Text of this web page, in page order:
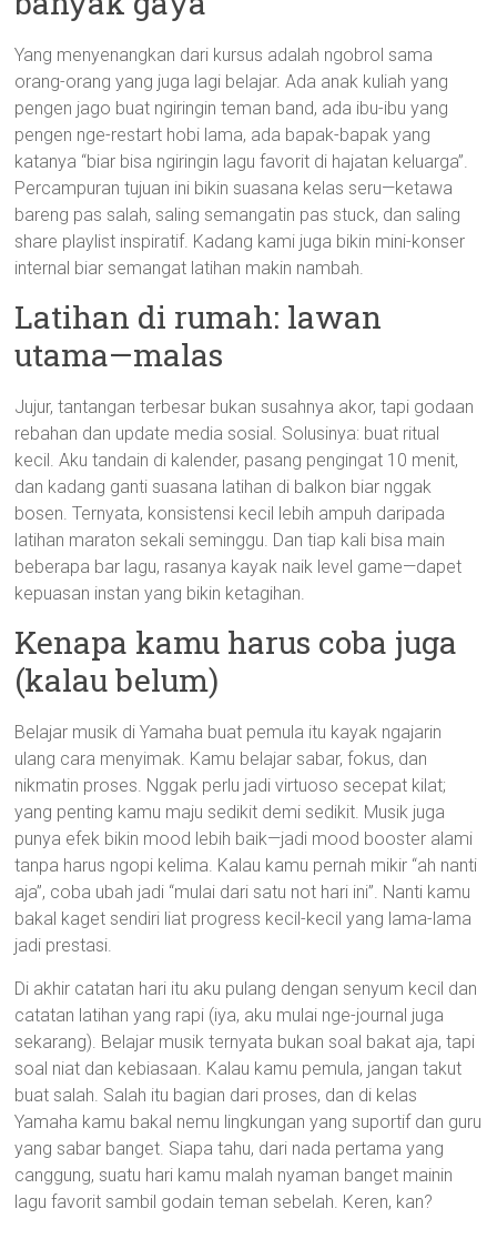
Yang menyenangkan dari kursus adalah ngobrol sama
orang-orang yang juga lagi belajar. Ada anak kuliah yang
pengen jago buat ngiringin teman band, ada ibu-ibu yang
pengen nge-restart hobi lama, ada bapak-bapak yang
katanya “biar bisa ngiringin lagu favorit di hajatan keluarga”.
Percampuran tujuan ini bikin suasana kelas seru—ketawa
bareng pas salah, saling semangatin pas stuck, dan saling
share playlist inspiratif. Kadang kami juga bikin mini-konser
internal biar semangat latihan makin nambah.
Latihan di rumah: lawan
utama—malas
Jujur, tantangan terbesar bukan susahnya akor, tapi godaan
rebahan dan update media sosial. Solusinya: buat ritual
kecil. Aku tandain di kalender, pasang pengingat 10 menit,
dan kadang ganti suasana latihan di balkon biar nggak
bosen. Ternyata, konsistensi kecil lebih ampuh daripada
latihan maraton sekali seminggu. Dan tiap kali bisa main
beberapa bar lagu, rasanya kayak naik level game—dapet
kepuasan instan yang bikin ketagihan.
Kenapa kamu harus coba juga
(kalau belum)
Belajar musik di Yamaha buat pemula itu kayak ngajarin
ulang cara menyimak. Kamu belajar sabar, fokus, dan
nikmatin proses. Nggak perlu jadi virtuoso secepat kilat;
yang penting kamu maju sedikit demi sedikit. Musik juga
punya efek bikin mood lebih baik—jadi mood booster alami
tanpa harus ngopi kelima. Kalau kamu pernah mikir “ah nanti
aja”, coba ubah jadi “mulai dari satu not hari ini”. Nanti kamu
bakal kaget sendiri liat progress kecil-kecil yang lama-lama
jadi prestasi.
Di akhir catatan hari itu aku pulang dengan senyum kecil dan
catatan latihan yang rapi (iya, aku mulai nge-journal juga
sekarang). Belajar musik ternyata bukan soal bakat aja, tapi
soal niat dan kebiasaan. Kalau kamu pemula, jangan takut
buat salah. Salah itu bagian dari proses, dan di kelas
Yamaha kamu bakal nemu lingkungan yang suportif dan guru
yang sabar banget. Siapa tahu, dari nada pertama yang
canggung, suatu hari kamu malah nyaman banget mainin
lagu favorit sambil godain teman sebelah. Keren, kan?